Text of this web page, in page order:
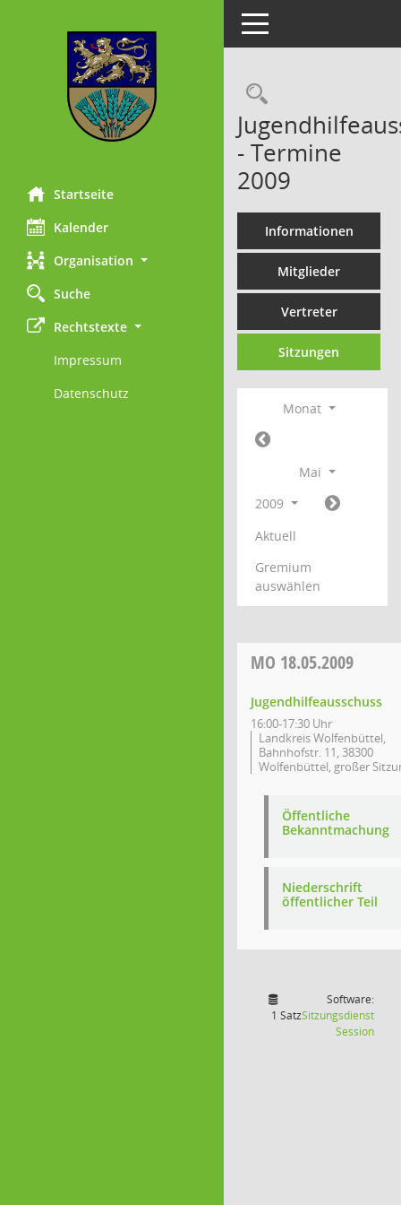
Startseite
Kalender
Organisation
Suche
Rechtstexte
Impressum
Datenschutz
Toggle navigation
- Termine
2009
Informationen
Mitglieder
Vertreter
Sitzungen
Monat
Mai
2009
Aktuell
Gremium
auswählen
MO 18.05.2009
Jugendhilfeausschuss
16:00-17:30 Uhr
Landkreis Wolfenbüttel,
Bahnhofstr. 11, 38300
Wolfenbüttel, großer
Öffentliche
Bekanntmachung
Niederschrift
öffentlicher Teil
1 Satz
Software:
Sitzungsdienst
Session